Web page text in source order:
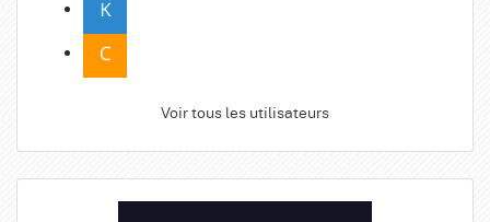
Voir tous les utilisateurs